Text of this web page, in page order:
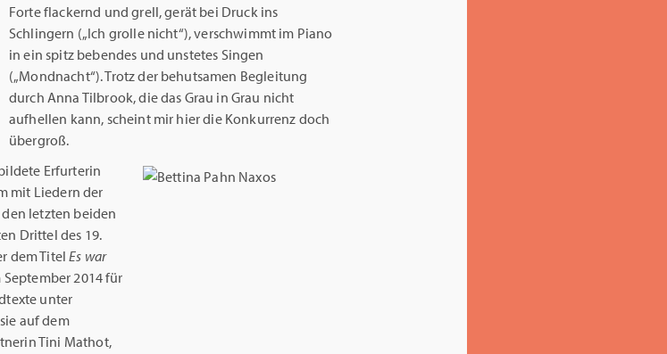
Forte flackernd und grell, gerät bei Druck ins
Schlingern („Ich grolle nicht“), verschwimmt im Piano
in ein spitz bebendes und unstetes Singen
(„Mondnacht“). Trotz der behutsamen Begleitung
durch Anna Tilbrook, die das Grau in Grau nicht
aufhellen kann, scheint mir hier die Konkurrenz doch
übergroß.
Erfurterin
mit Liedern der
den letzten beiden
Drittel des 19.
dem TitelEs war
September 2014 für
unter
auf dem
Tini Mathot,